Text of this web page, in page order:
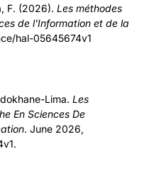
F. (2026). Les méthodes
de l'Information et de la
hal-05645674v1
Lima. Les
En Sciences De
. June 2026,